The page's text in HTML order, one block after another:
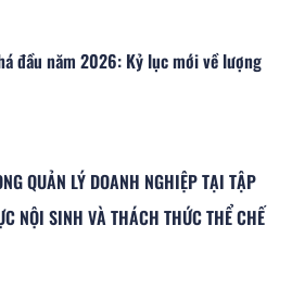
đầu năm 2026: Kỷ lục mới về lượng
QUẢN LÝ DOANH NGHIỆP TẠI TẬP
NỘI SINH VÀ THÁCH THỨC THỂ CHẾ